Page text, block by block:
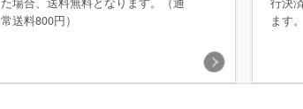
常送料800円）
ます。